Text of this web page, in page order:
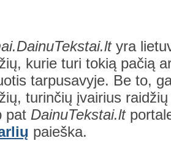
yra
kurie turi tokią pačią
tarpusavyje. Be to,
turinčių įvairius
pat DainuTekstai.lt
paieška.